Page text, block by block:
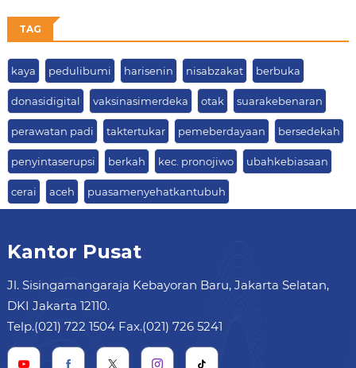
TAG
kaya pedulibumi harisenin nisabzakat berbuka
donasidigital vaksinasimerdeka otak suarakebenaran
perawatan padi taktertukar pemeberdayaan bersedekah
penyintaserupsi berkah kec. pronojiwo ubahkebiasaan
cerai aceh puasamenyehatkantubuh
Kantor Pusat
Jl. Sisingamangaraja Kebayoran Baru, Jakarta Selatan,
DKI Jakarta 12110.
Telp.(021) 722 1504 Fax.(021) 726 5241